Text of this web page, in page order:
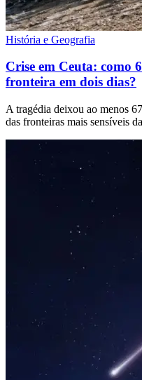
História e Geografia
Crise em Ceuta: como
fronteira em dois dias?
A tragédia deixou ao menos
das fronteiras mais sensíveis